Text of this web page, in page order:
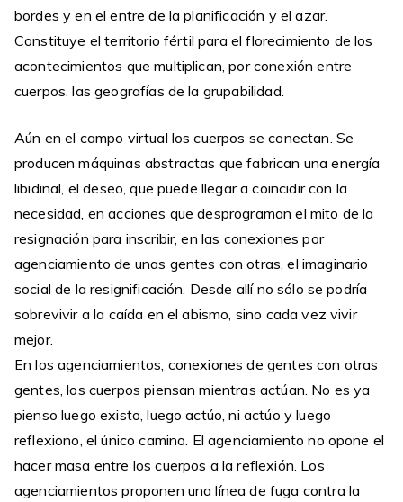
bordes y en el entre de la planificación y el azar.
Constituye el territorio fértil para el florecimiento de los
acontecimientos que multiplican, por conexión entre
cuerpos, las geografías de la grupabilidad.
Aún en el campo virtual los cuerpos se conectan. Se
producen máquinas abstractas que fabrican una energía
libidinal, el deseo, que puede llegar a coincidir con la
necesidad, en acciones que desprograman el mito de la
resignación para inscribir, en las conexiones por
agenciamiento de unas gentes con otras, el imaginario
social de la resignificación. Desde allí no sólo se podría
sobrevivir a la caída en el abismo, sino cada vez vivir
mejor.
En los agenciamientos, conexiones de gentes con otras
gentes, los cuerpos piensan mientras actúan. No es ya
pienso luego existo, luego actúo, ni actúo y luego
reflexiono, el único camino. El agenciamiento no opone el
hacer masa entre los cuerpos a la reflexión. Los
agenciamientos proponen una línea de fuga contra la